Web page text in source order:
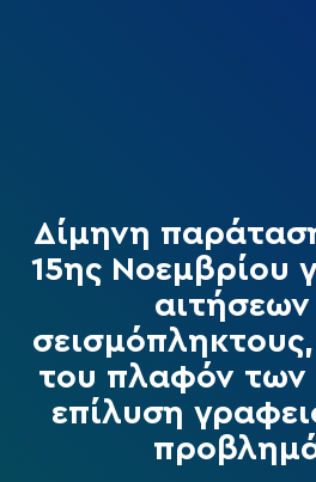
Δίμηνη
15ης Νοεμβρίου
του πλαφόν των
επίλυση